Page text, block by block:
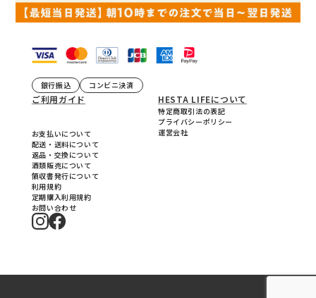
銀行振込 コンビニ決済
ご利用ガイド
お支払いについて
配送・送料について
返品・交換について
酒類販売について
領収書発行について
利用規約
定期購入利用規約
お問い合わせ
HESTA LIFEについて
特定商取引法の表記
プライバシーポリシー
運営会社